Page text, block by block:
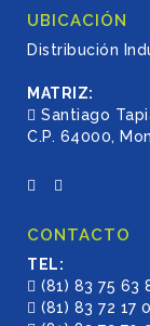
UBICACIÓN
Distribución
MATRIZ:
Santiago
C.P. 64000,
CONTACTO
TEL:
(81) 83 75 63
(81) 83 72 17